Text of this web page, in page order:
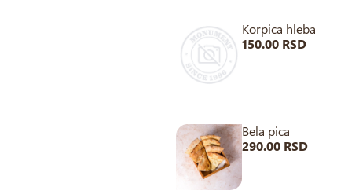
Korpica hleba
150.00 RSD
Bela pica
290.00 RSD